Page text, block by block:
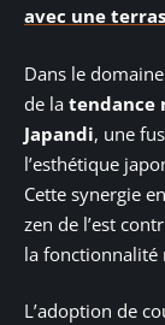
avec une
Dans le
de la tendance
Japandi, une
l’esthétique
Cette synergie
zen de l’est
la fonctionnalité
L’adoption de